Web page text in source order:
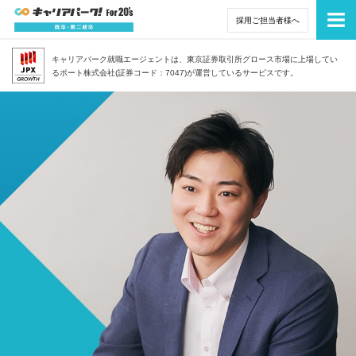
採用ご担当者様へ
キャリアパーク就職エージェントは、東京証券取引所グロース市場に上場してい
るポート株式会社(証券コード：7047)が運営しているサービスです。